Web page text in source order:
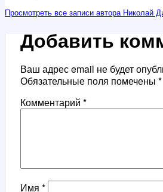
Просмотреть все записи автора Николай
Добавить
Ваш адрес email не будет
Обязательные поля помечены *
Комментарий *
Имя *